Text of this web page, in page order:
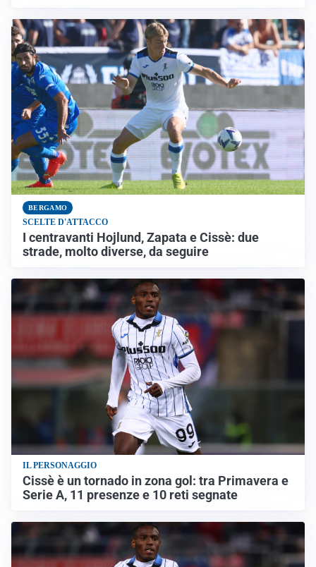
BERGAMO
SCELTE D'ATTACCO
I centravanti Hojlund, Zapata e Cissè: due
strade, molto diverse, da seguire
IL PERSONAGGIO
Cissè è un tornado in zona gol: tra Primavera e
Serie A, 11 presenze e 10 reti segnate